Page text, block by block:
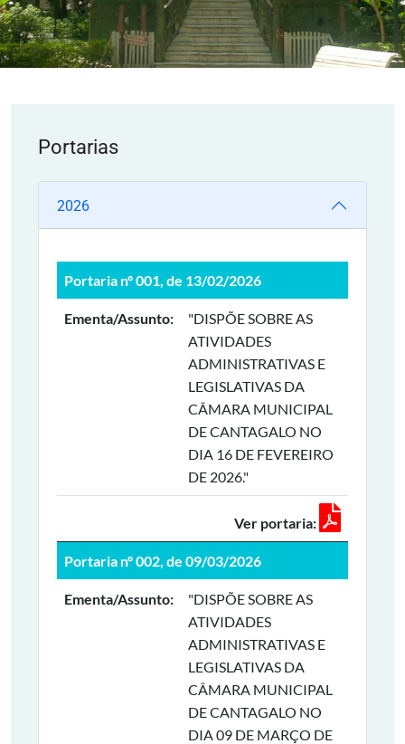
Portarias
2026
Portaria nº 001, de 13/02/2026
Ementa/Assunto:
"DISPÕE SOBRE AS
ATIVIDADES
ADMINISTRATIVAS E
LEGISLATIVAS DA
CÂMARA MUNICIPAL
DE CANTAGALO NO
DIA 16 DE FEVEREIRO
DE 2026."
Ver portaria:
Portaria nº 002, de 09/03/2026
Ementa/Assunto:
"DISPÕE SOBRE AS
ATIVIDADES
ADMINISTRATIVAS E
LEGISLATIVAS DA
CÂMARA MUNICIPAL
DE CANTAGALO NO
DIA 09 DE MARÇO DE